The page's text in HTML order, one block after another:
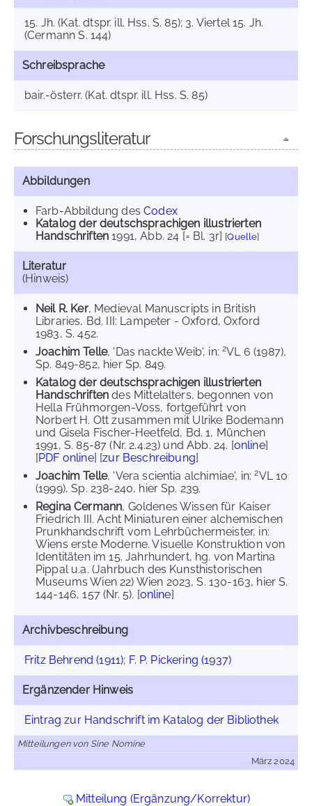
15. Jh. (Kat. dtspr. ill. Hss. S. 85); 3. Viertel 15. Jh.
(Cermann S. 144)
Schreibsprache
bair.-österr. (Kat. dtspr. ill. Hss. S. 85)
Forschungsliteratur
Abbildungen
Farb-Abbildung desCodex
Katalog der deutschsprachigen illustrierten
Handschriften 1991, Abb. 24 [= Bl. 3r] [Quelle]
Literatur
(Hinweis)
Neil R. Ker, Medieval Manuscripts in British
Libraries, Bd. III: Lampeter - Oxford, Oxford
1983, S. 452.
Joachim Telle, 'Das nackte Weib', in:2VL 6 (1987),
Sp. 849-852, hier Sp. 849.
Katalog der deutschsprachigen illustrierten
Handschriften des Mittelalters, begonnen von
Hella Frühmorgen-Voss, fortgeführt von
Norbert H. Ott zusammen mit Ulrike Bodemann
und Gisela Fischer-Heetfeld, Bd. 1, München
1991, S. 85-87 (Nr. 2.4.23) und Abb. 24. [online]
[PDF online] [zur Beschreibung]
Joachim Telle, 'Vera scientia alchimiae', in:2VL 10
(1999), Sp. 238-240, hier Sp. 239.
Regina Cermann, Goldenes Wissen für Kaiser
Friedrich III. Acht Miniaturen einer alchemischen
Prunkhandschrift vom Lehrbüchermeister, in:
Wiens erste Moderne. Visuelle Konstruktion von
Identitäten im 15. Jahrhundert, hg. von Martina
Pippal u.a. (Jahrbuch des Kunsthistorischen
Museums Wien 22) Wien 2023, S. 130-163, hier S.
144-146, 157 (Nr. 5). [online]
Archivbeschreibung
Fritz Behrend (1911); F. P. Pickering (1937)
Ergänzender Hinweis
Eintrag zur Handschrift im Katalog der Bibliothek
Mitteilungen von Sine Nomine
März 2024
Mitteilung (Ergänzung/Korrektur)